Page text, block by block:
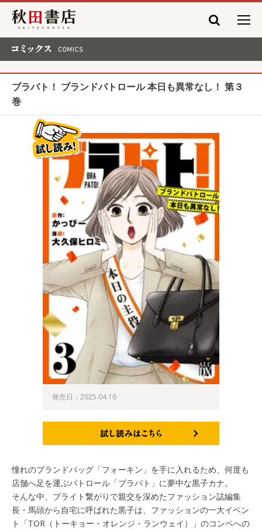
秋田書店
ブラパト！ ブランドパトロール 本日も異常なし！ 第３
巻
発売日：2025.04.16
憧れのブランドバッグ「フォーキン」を手に入れるため、何度も
店舗へ足を運ぶパトロール「ブラパト」に夢中な黒子カナ。
そんな中、ブライト繋がりで親交を深めたファッション誌編集
長・馬頭から自宅に呼ばれた黒子は、ファッションの一大イベン
ト「TOR（トーキョー・オレンジ・ランウェイ）」のコンペへの